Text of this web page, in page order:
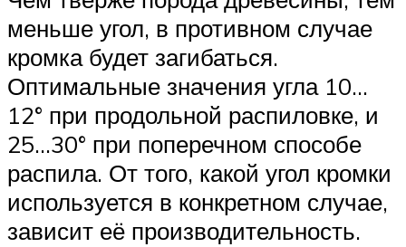
меньше угол, в противном случае
кромка будет загибаться.
Оптимальные значения угла 10…
12° при продольной распиловке, и
25…30° при поперечном способе
распила. От того, какой угол кромки
используется в конкретном случае,
зависит её производительность.